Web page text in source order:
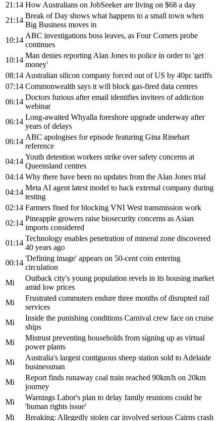
21:14 How Australians on JobSeeker are living on $68 a day
21:14
Break of Day shows what happens to a small town when
Big Business moves in
10:14
ABC investigations boss leaves, as Four Corners probe
continues
10:14
Man denies reporting Alan Jones to police in order to 'get
money'
08:14 Australian silicon company forced out of US by 40pc tariffs
07:14 Commonwealth says it will block gas-fired data centres
06:14
Doctors furious after email identifies invitees of addiction
webinar
06:14
Long-awaited Whyalla foreshore upgrade underway after
years of delays
06:14
ABC apologises for episode featuring Gina Rinehart
reference
04:14
Youth detention workers strike over safety concerns at
Queensland centres
04:14 Why there have been no updates from the Alan Jones trial
04:14
Meta AI agent latest model to hack external company during
testing
02:14 Farmers fined for blocking VNI West transmission work
02:14
Pineapple growers raise biosecurity concerns as Asian
imports considered
01:14
Technology enables penetration of mineral zone discovered
40 years ago
00:14
'Defining image' appears on 50-cent coin entering
circulation
Mi
Outback city's young population revels in its housing market
amid low prices
Mi
Frustrated commuters endure three months of disrupted rail
services
Mi
Inside the punishing conditions Carnival crew face on cruise
ships
Mi
Mistrust preventing households from signing up as virtual
power plants
Mi
Australia's largest contiguous sheep station sold to Adelaide
businessman
Mi
Report finds runaway coal train reached 90km/h on 20km
journey
Mi
Warnings Labor's plan to delay family reunions could be
'human rights issue'
Mi
Breaking: Allegedly stolen car involved serious Cairns crash